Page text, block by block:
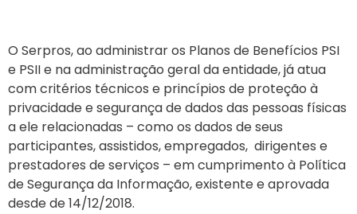
O Serpros, ao administrar os Planos de Benefícios PSI
e PSII e na administração geral da entidade, já atua
com critérios técnicos e princípios de proteção à
privacidade e segurança de dados das pessoas físicas
a ele relacionadas – como os dados de seus
participantes, assistidos, empregados, dirigentes e
prestadores de serviços – em cumprimento à Política
de Segurança da Informação, existente e aprovada
desde de 14/12/2018.